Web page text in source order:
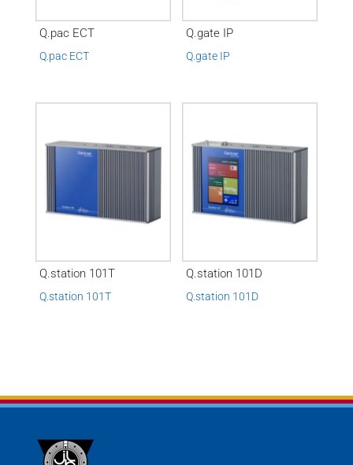
Q.pac ECT
Q.pac ECT
Q.gate IP
Q.gate IP
Q.station 101T
Q.station 101T
Q.station 101D
Q.station 101D